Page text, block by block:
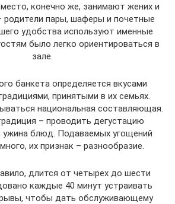
конечно же, занимают жених и
родители пары, шаферы и почетные
удобства используют именные
было легко ориентироваться в
зале.
банкета определяется вкусами
принятыми в их семьях.
национальная составляющая.
– проводить дегустацию
ужина блюд. Подаваемых угощений
их признак – разнообразие.
длится от четырех до шести
каждые 40 минут устраивать
чтобы дать обслуживающему